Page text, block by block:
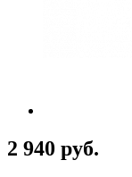
2 940 руб.